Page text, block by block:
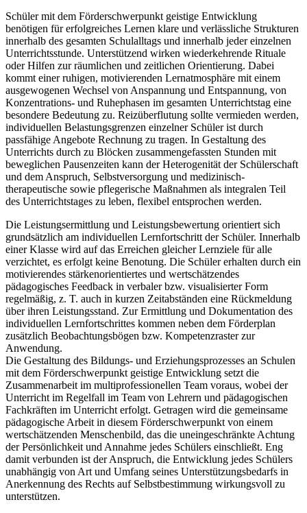
Schüler mit dem Förderschwerpunkt geistige Entwicklung
benötigen für erfolgreiches Lernen klare und verlässliche Strukturen
innerhalb des gesamten Schulalltags und innerhalb jeder einzelnen
Unterrichtsstunde. Unterstützend wirken wiederkehrende Rituale
oder Hilfen zur räumlichen und zeitlichen Orientierung. Dabei
kommt einer ruhigen, motivierenden Lernatmosphäre mit einem
ausgewogenen Wechsel von Anspannung und Entspannung, von
Konzentrations- und Ruhephasen im gesamten Unterrichtstag eine
besondere Bedeutung zu. Reizüberflutung sollte vermieden werden,
individuellen Belastungsgrenzen einzelner Schüler ist durch
passfähige Angebote Rechnung zu tragen. In Gestaltung des
Unterrichts durch zu Blöcken zusammengefassten Stunden mit
beweglichen Pausenzeiten kann der Heterogenität der Schülerschaft
und dem Anspruch, Selbstversorgung und medizinisch-
therapeutische sowie pflegerische Maßnahmen als integralen Teil
des Unterrichtstages zu leben, flexibel entsprochen werden.
Die Leistungsermittlung und Leistungsbewertung orientiert sich
grundsätzlich am individuellen Lernfortschritt der Schüler. Innerhalb
einer Klasse wird auf das Erreichen gleicher Lernziele für alle
verzichtet, es erfolgt keine Benotung. Die Schüler erhalten durch ein
motivierendes stärkenorientiertes und wertschätzendes
pädagogisches Feedback in verbaler bzw. visualisierter Form
regelmäßig, z. T. auch in kurzen Zeitabständen eine Rückmeldung
über ihren Leistungsstand. Zur Ermittlung und Dokumentation des
individuellen Lernfortschrittes kommen neben dem Förderplan
zusätzlich Beobachtungsbögen bzw. Kompetenzraster zur
Anwendung.
Die Gestaltung des Bildungs- und Erziehungsprozesses an Schulen
mit dem Förderschwerpunkt geistige Entwicklung setzt die
Zusammenarbeit im multiprofessionellen Team voraus, wobei der
Unterricht im Regelfall im Team von Lehrern und pädagogischen
Fachkräften im Unterricht erfolgt. Getragen wird die gemeinsame
pädagogische Arbeit in diesem Förderschwerpunkt von einem
wertschätzenden Menschenbild, das die uneingeschränkte Achtung
der Persönlichkeit und Annahme jedes Schülers einschließt. Eng
damit verbunden ist der Anspruch, die Entwicklung jedes Schülers
unabhängig von Art und Umfang seines Unterstützungsbedarfs in
Anerkennung des Rechts auf Selbstbestimmung wirkungsvoll zu
unterstützen.